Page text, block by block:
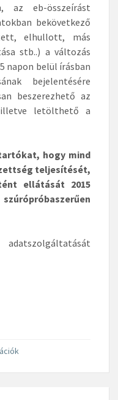
az eb-összeírást
bekövetkező
elhullott, más
stb..) a változás
napon belül írásban
bejelentésére
beszerezhető az
illetve letölthető a
hogy mind
teljesítését,
ellátását 2015